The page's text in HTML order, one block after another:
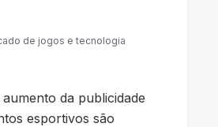
de jogos e tecnologia
da publicidade
esportivos são